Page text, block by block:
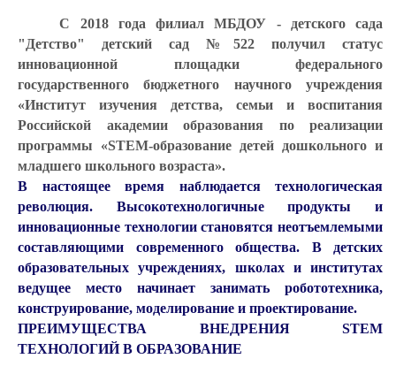
С 2018 года филиал МБДОУ - детского сада
"Детство" детский сад №522 получил статус
инновационной площадки федерального
государственного бюджетного научного учреждения
«Институт изучения детства, семьи и воспитания
Российской академии образования по реализации
программы «STEM-образование детей дошкольного и
младшего школьного возраста».
В настоящее время наблюдается технологическая
революция. Высокотехнологичные продукты и
инновационные технологии становятся неотъемлемыми
составляющими современного общества. В детских
образовательных учреждениях, школах и институтах
ведущее место начинает занимать робототехника,
конструирование, моделирование и проектирование.
ПРЕИМУЩЕСТВА ВНЕДРЕНИЯ STEM
ТЕХНОЛОГИЙ В ОБРАЗОВАНИЕ